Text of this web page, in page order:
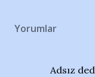
Yorumlar
Adsız